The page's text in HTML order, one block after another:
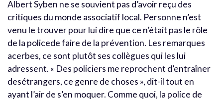
Albert Syben ne se souvient pas d’avoir reçu des
critiques du monde associatif local. Personne n’est
venu le trouver pour lui dire que ce n’était pas le rôle
de la policede faire de la prévention. Les remarques
acerbes, ce sont plutôt ses collègues qui les lui
adressent. « Des policiers me reprochent d’entraîner
desétrangers, ce genre de choses », dit-il tout en
ayant l’air de s’en moquer. Comme quoi, la police de